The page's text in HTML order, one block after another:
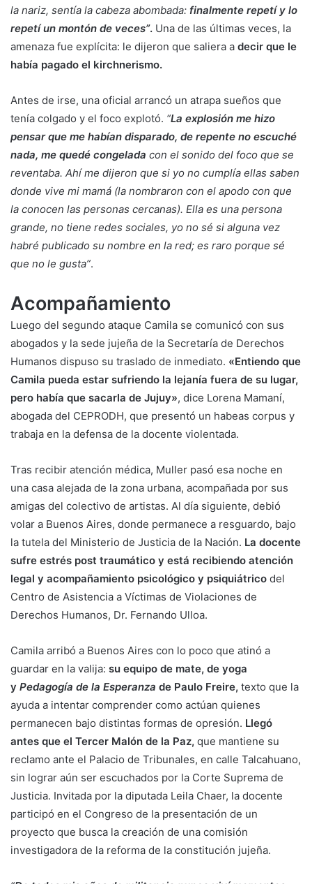
la nariz, sentía la cabeza abombada: finalmente repetí y lo
repetí un montón de veces”. Una de las últimas veces, la
amenaza fue explícita: le dijeron que saliera a decir que le
había pagado el kirchnerismo.
Antes de irse, una oficial arrancó un atrapa sueños que
tenía colgado y el foco explotó. “La explosión me hizo
pensar que me habían disparado, de repente no escuché
nada, me quedé congelada con el sonido del foco que se
reventaba. Ahí me dijeron que si yo no cumplía ellas saben
donde vive mi mamá (la nombraron con el apodo con que
la conocen las personas cercanas). Ella es una persona
grande, no tiene redes sociales, yo no sé si alguna vez
habré publicado su nombre en la red; es raro porque sé
que no le gusta”.
Acompañamiento
Luego del segundo ataque Camila se comunicó con sus
abogados y la sede jujeña de la Secretaría de Derechos
Humanos dispuso su traslado de inmediato. «Entiendo que
Camila pueda estar sufriendo la lejanía fuera de su lugar,
pero había que sacarla de Jujuy», dice Lorena Mamaní,
abogada del CEPRODH, que presentó un habeas corpus y
trabaja en la defensa de la docente violentada.
Tras recibir atención médica, Muller pasó esa noche en
una casa alejada de la zona urbana, acompañada por sus
amigas del colectivo de artistas. Al día siguiente, debió
volar a Buenos Aires, donde permanece a resguardo, bajo
la tutela del Ministerio de Justicia de la Nación. La docente
sufre estrés post traumático y está recibiendo atención
legal y acompañamiento psicológico y psiquiátrico del
Centro de Asistencia a Víctimas de Violaciones de
Derechos Humanos, Dr. Fernando Ulloa.
Camila arribó a Buenos Aires con lo poco que atinó a
guardar en la valija: su equipo de mate, de yoga
y Pedagogía de la Esperanza de Paulo Freire, texto que la
ayuda a intentar comprender como actúan quienes
permanecen bajo distintas formas de opresión. Llegó
antes que el Tercer Malón de la Paz, que mantiene su
reclamo ante el Palacio de Tribunales, en calle Talcahuano,
sin lograr aún ser escuchados por la Corte Suprema de
Justicia. Invitada por la diputada Leila Chaer, la docente
participó en el Congreso de la presentación de un
proyecto que busca la creación de una comisión
investigadora de la reforma de la constitución jujeña.